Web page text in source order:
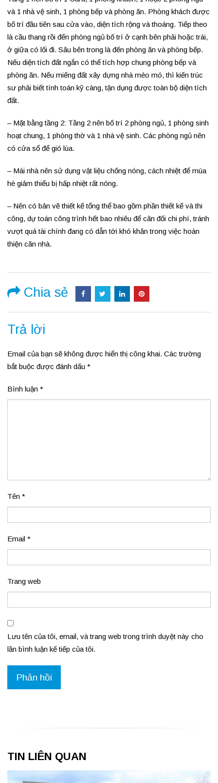
và 1 nhà vệ sinh, 1 phòng bếp và phòng ăn. Phòng khách được
bố trí đầu tiên sau cửa vào, diện tích rộng và thoáng. Tiếp theo
là cầu thang rồi đến phòng ngủ bố trí ở cạnh bên phải hoặc trái,
ở giữa có lối đi. Sâu bên trong là đến phòng ăn và phòng bếp.
Nếu diện tích đất ngắn có thể tích hợp chung phòng bếp và
phòng ăn. Nếu miếng đất xây dựng nhà méo mó, thì kiến trúc
sư phải biết tính toán kỹ càng, tận dụng được toàn bộ diện tích
đất.
– Mặt bằng tầng 2: Tầng 2 nên bố trí 2 phòng ngủ, 1 phòng sinh
hoạt chung, 1 phòng thờ và 1 nhà vệ sinh. Các phòng ngủ nên
có cửa sổ để gió lùa.
– Mái nhà nên sử dụng vật liệu chống nóng, cách nhiệt để mùa
hè giảm thiểu bị hấp nhiệt rất nóng.
– Nên có bản vẽ thiết kế tổng thể bao gồm phần thiết kế và thi
công, dự toán công trình hết bao nhiêu để cân đối chi phí, tránh
vượt quá tài chính đang có dẫn tới khó khăn trong việc hoàn
thiện căn nhà.
Chia sẻ
Trả lời
Email của bạn sẽ không được hiển thị công khai. Các trường
bắt buộc được đánh dấu *
Bình luận *
Tên *
Email *
Trang web
Lưu tên của tôi, email, và trang web trong trình duyệt này cho
lần bình luận kế tiếp của tôi.
TIN LIÊN QUAN